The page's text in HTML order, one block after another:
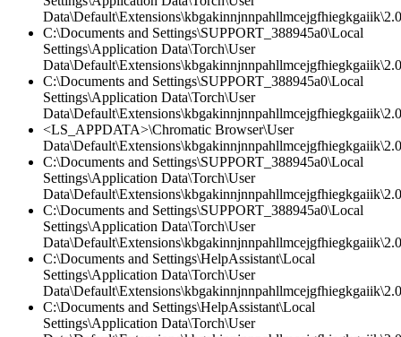
C:\Documents and Settings\SUPPORT_388945a0\Local
Settings\Application Data\Torch\User
C:\Documents and Settings\SUPPORT_388945a0\Local
Settings\Application Data\Torch\User
<LS_APPDATA>\Chromatic Browser\User
C:\Documents and Settings\SUPPORT_388945a0\Local
Settings\Application Data\Torch\User
C:\Documents and Settings\SUPPORT_388945a0\Local
Settings\Application Data\Torch\User
C:\Documents and Settings\HelpAssistant\Local
Settings\Application Data\Torch\User
C:\Documents and Settings\HelpAssistant\Local
Settings\Application Data\Torch\User